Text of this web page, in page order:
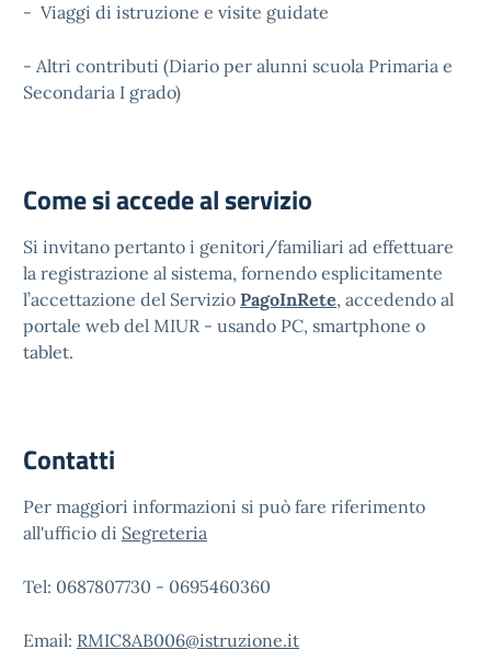
- Viaggi di istruzione e visite guidate
- Altri contributi (Diario per alunni scuola Primaria e
Secondaria I grado)
Come si accede al servizio
Si invitano pertanto i genitori/familiari ad effettuare
la registrazione al sistema, fornendo esplicitamente
l’accettazione del Servizio PagoInRete, accedendo al
portale web del MIUR - usando PC, smartphone o
tablet.
Contatti
Per maggiori informazioni si può fare riferimento
all'ufficio di Segreteria
Tel: 0687807730 - 0695460360
Email: RMIC8AB006@istruzione.it